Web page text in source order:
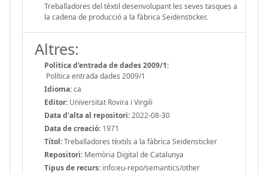
Treballadores del tèxtil desenvolupant les seves tasques a
la cadena de producció a la fàbrica Seidensticker.
Altres:
Política d'entrada de dades 2009/1:
Política entrada dades 2009/1
Idioma:ca
Editor: Universitat Rovira i Virgili
Data d'alta al repositori:2022-08-30
Data de creació: 1971
Títol:Treballadores tèxtils a la fàbrica Seidensticker
Repositori: Memòria Digital de Catalunya
Tipus de recurs: info:eu-repo/semantics/other